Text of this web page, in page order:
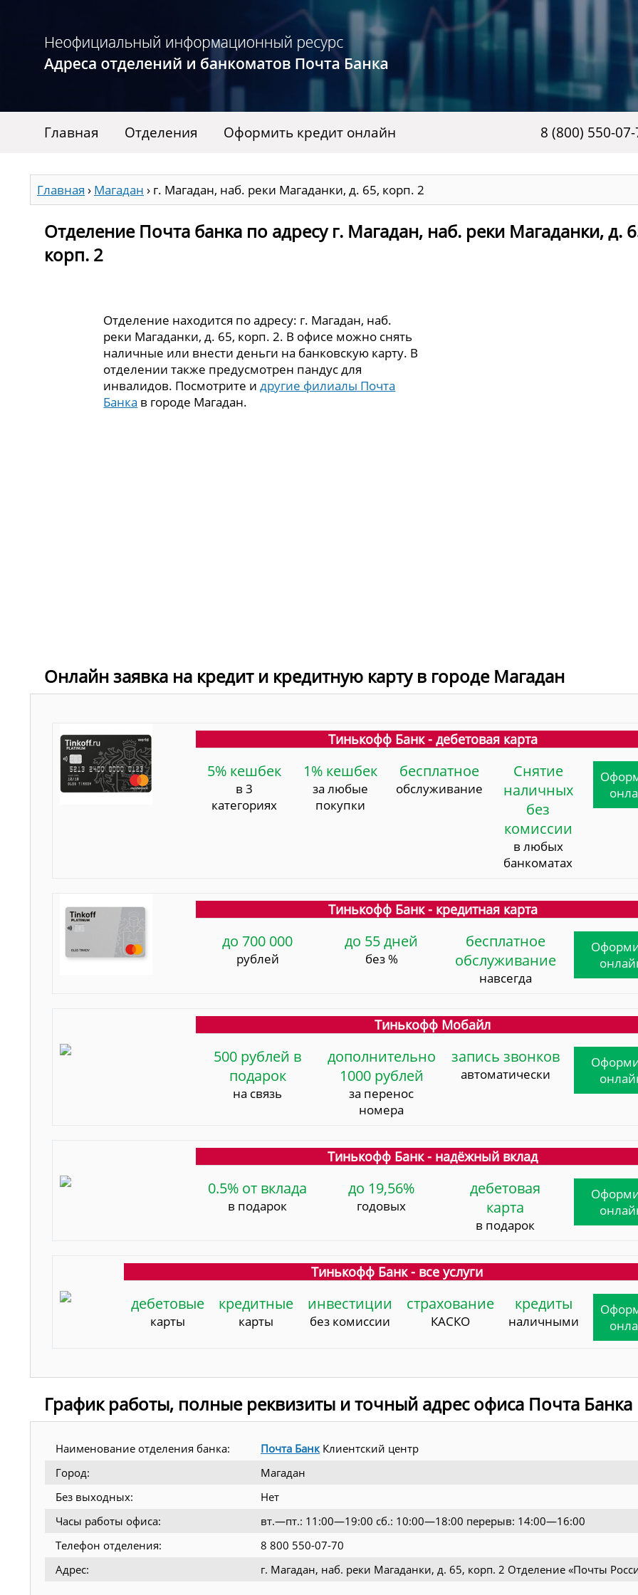
Главная Отделения Оформить кредит онлайн 8 (800) 550-
Главная › Магадан › г. Магадан, наб. реки Магаданки, д. 65, корп. 2
Отделение Почта банка по адресу г. Магадан, наб. реки Магаданки, д.
корп. 2
Отделение находится по адресу: г. Магадан, наб.
реки Магаданки, д. 65, корп. 2. В офисе можно снять
наличные или внести деньги на банковскую карту. В
отделении также предусмотрен пандус для
инвалидов. Посмотрите идругие филиалы Почта
Банка в городе Магадан.
Онлайн заявка на кредит и кредитную карту в городе Магадан
Тинькофф Банк - дебетовая карта
5% кешбек
в 3
категориях
1% кешбек
за любые
покупки
бесплатное
обслуживание
Снятие
наличных
без
комиссии
в любых
банкоматах
Тинькофф Банк - кредитная карта
до 700 000
рублей
до 55 дней
без %
бесплатное
обслуживание
навсегда
Тинькофф Мобайл
500 рублей в
подарок
на связь
дополнительно
1000 рублей
за перенос
номера
запись звонков
автоматически
Тинькофф Банк - надёжный вклад
0.5% от вклада
в подарок
до 19,56%
годовых
дебетовая
карта
в подарок
Тинькофф Банк - все услуги
дебетовые
карты
кредитные
карты
инвестиции
без комиссии
страхование
КАСКО
кредиты
наличными
График работы, полные реквизиты и точный адрес офиса Почта Банка
Наименование отделения банка: Почта Банк Клиентский центр
Город:
Магадан
Без выходных:
Нет
Часы работы офиса:
вт.—пт.: 11:00—19:00 сб.: 10:00—18:00 перерыв: 14:00—16:00
Телефон отделения:
8 800 550-07-70
Адрес:
г. Магадан, наб. реки Магаданки, д. 65, корп. 2 Отделение «Почты